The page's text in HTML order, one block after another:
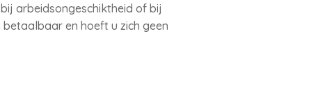
arbeidsongeschiktheid of bij
en hoeft u zich geen